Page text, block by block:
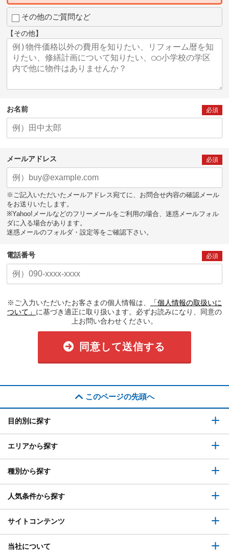
その他のご質問など
【その他】
お名前 必須
メールアドレス 必須
※ご記入いただいたメールアドレス宛てに、お問合せ内容の確認メール
をお送りいたします。
※Yahoo!メールなどのフリーメールをご利用の場合、迷惑メールフォル
ダに入る場合があります。
迷惑メールのフォルダ・設定等をご確認下さい。
電話番号 必須
※ご入力いただいたお客さまの個人情報は、
「個人情報の取扱いに
ついて」 に基づき適正に取り扱います。必ずお読みになり、同意の
上お問い合わせください。
同意して送信する
このページの先頭へ
目的別に探す
エリアから探す
種別から探す
人気条件から探す
サイトコンテンツ
当社について